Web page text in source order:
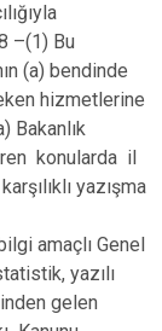
–(1) Bu
(a) bendinde
hizmetlerine
Bakanlık
konularda il
yazışma
amaçlı Genel
yazılı
gelen